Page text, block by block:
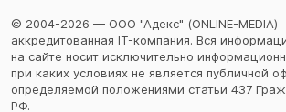
© 2004-2026 — ООО "Адекс" (ONLINE-MEDIA)
аккредитованная IT-компания. Вся
на сайте носит исключительно
при каких условиях не является публичной
определяемой положениями статьи 437
РФ.